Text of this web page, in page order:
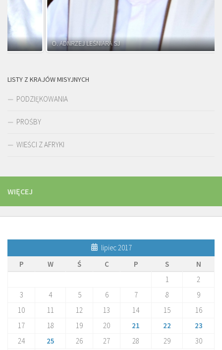
O. ADNRZEJ LEŚNIARA SJ
LISTY Z KRAJÓW MISYJNYCH
PODZIĘKOWANIA
PROŚBY
WIEŚCI Z AFRYKI
WIĘCEJ
lipiec 2017
P
W Ś C P S
N
1
2
3
4 5 6 7 8
9
10
11 12 13 14 15
16
17
18 19 20 21 22
23
24
25 26 27 28 29
30